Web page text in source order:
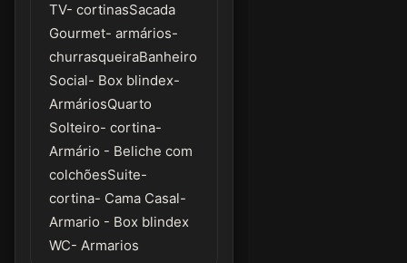
TV- cortinasSacada
Gourmet- armários-
churrasqueiraBanheiro
Social- Box blindex-
ArmáriosQuarto
Solteiro- cortina-
Armário - Beliche com
colchõesSuite-
cortina- Cama Casal-
Armario - Box blindex
WC- Armarios